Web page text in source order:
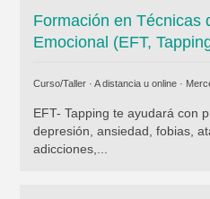
Formación en Técnicas
Emocional (EFT,
Curso/Taller · A distancia u online ·
EFT- Tapping te ayudará con
depresión, ansiedad, fobias,
adicciones,...